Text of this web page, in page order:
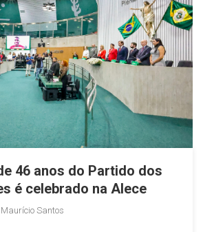
46 anos do Partido dos
é celebrado na Alece
Maurício Santos